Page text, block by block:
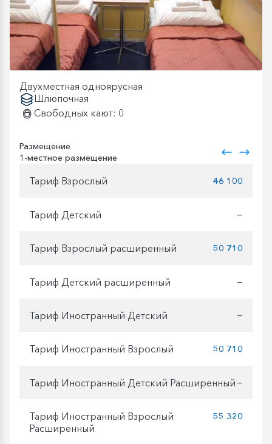
Двухместная одноярусная
Шлюпочная
Свободных кают: 0
Размещение
1-местное размещение
Тариф Взрослый 46 100
Тариф Детский —
Тариф Взрослый расширенный 50 710
Тариф Детский расширенный —
Тариф Иностранный Детский —
Тариф Иностранный Взрослый 50 710
Тариф Иностранный Детский Расширенный —
Тариф Иностранный Взрослый
Расширенный
55 320